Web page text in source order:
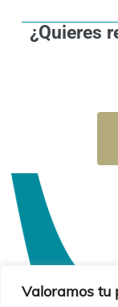
Valoramos tu
¿Quieres